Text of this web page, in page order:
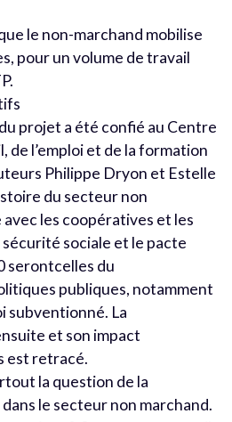
le non-marchand mobilise
pour un volume de travail
projet a été confié au Centre
de l’emploi et de la formation
Philippe Dryon et Estelle
du secteur non
avec les coopératives et les
sociale et le pacte
serontcelles du
publiques, notamment
subventionné. La
et son impact
est retracé.
la question de la
le secteur non marchand.